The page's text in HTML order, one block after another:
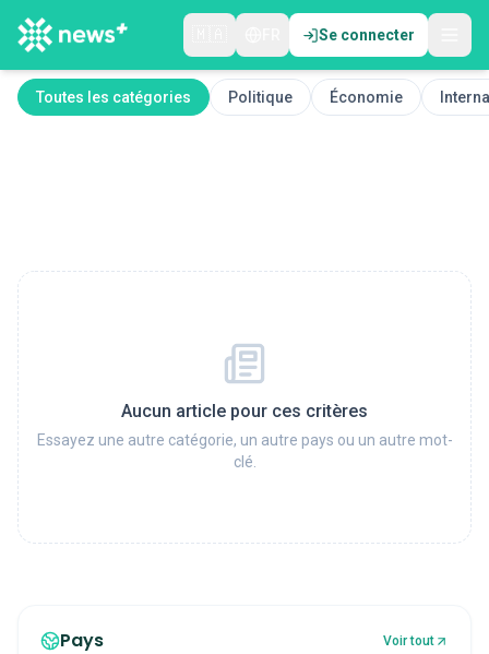
Se connecter
Toutes les catégories Politique Économie
Aucun article pour ces critères
Essayez une autre catégorie, un autre pays ou un autre mot-
clé.
Pays Voir tout